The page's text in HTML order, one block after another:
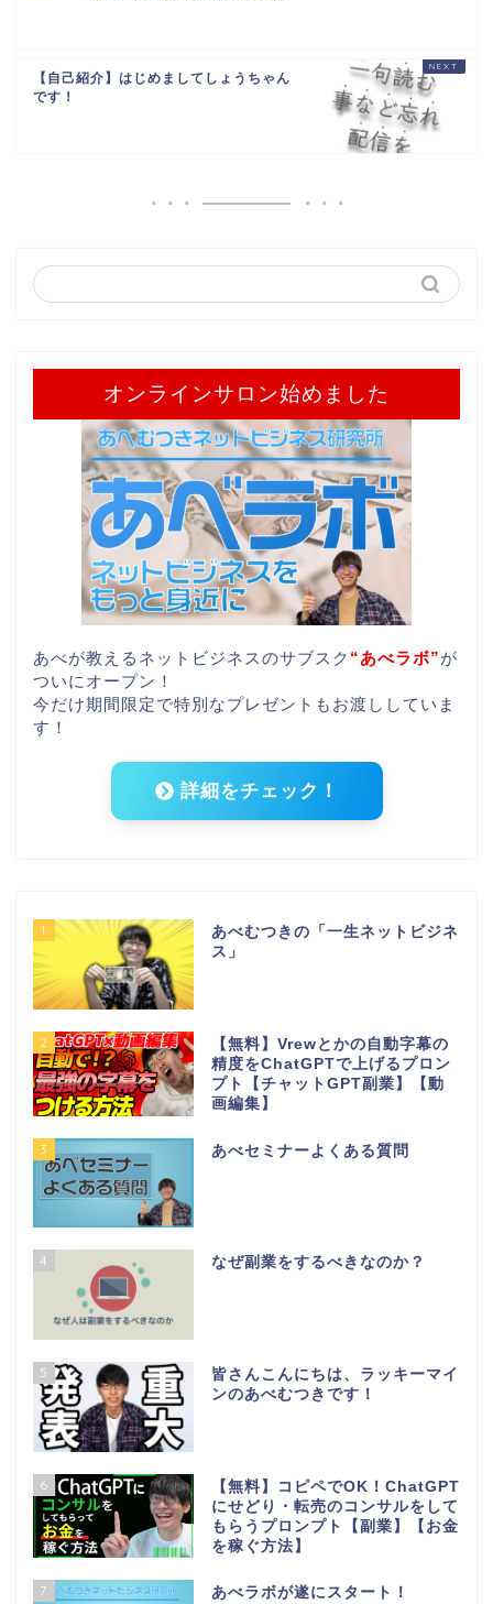
【自己紹介】はじめましてしょうちゃん
です！
オンラインサロン始めました
あべが教えるネットビジネスのサブスク “あべラボ”が
ついにオープン！
今だけ期間限定で特別なプレゼントもお渡ししていま
す！
詳細をチェック！
1
あべむつきの「一生ネットビジネ
ス」
2
【無料】Vrewとかの自動字幕の
精度をChatGPTで上げるプロン
プト【チャットGPT副業】【動
画編集】
3 あべセミナーよくある質問
4 なぜ副業をするべきなのか？
5
皆さんこんにちは、ラッキーマイ
ンのあべむつきです！
6
【無料】コピペでOK！ChatGPT
にせどり・転売のコンサルをして
もらうプロンプト【副業】【お金
を稼ぐ方法】
7 あべラボが遂にスタート！